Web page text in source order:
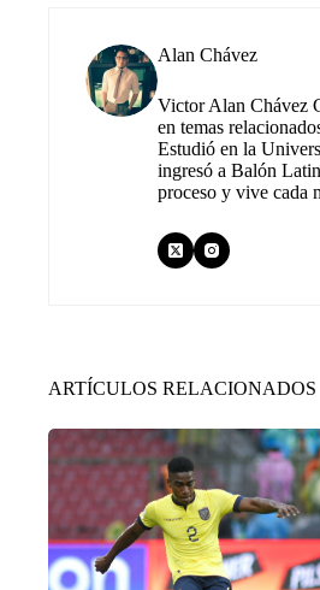
Alan Chávez
Victor Alan Chávez
en temas
Estudió en la
ingresó a Balón
proceso y vive cada
ARTÍCULOS RELACIONADOS